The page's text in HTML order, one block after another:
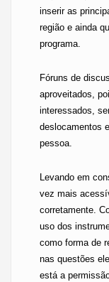
inserir as
região e ainda
programa.
Fóruns de
aproveitados,
interessados,
deslocamentos
pessoa.
Levando em
vez mais
corretamente.
uso dos
como forma de
nas questões
está a